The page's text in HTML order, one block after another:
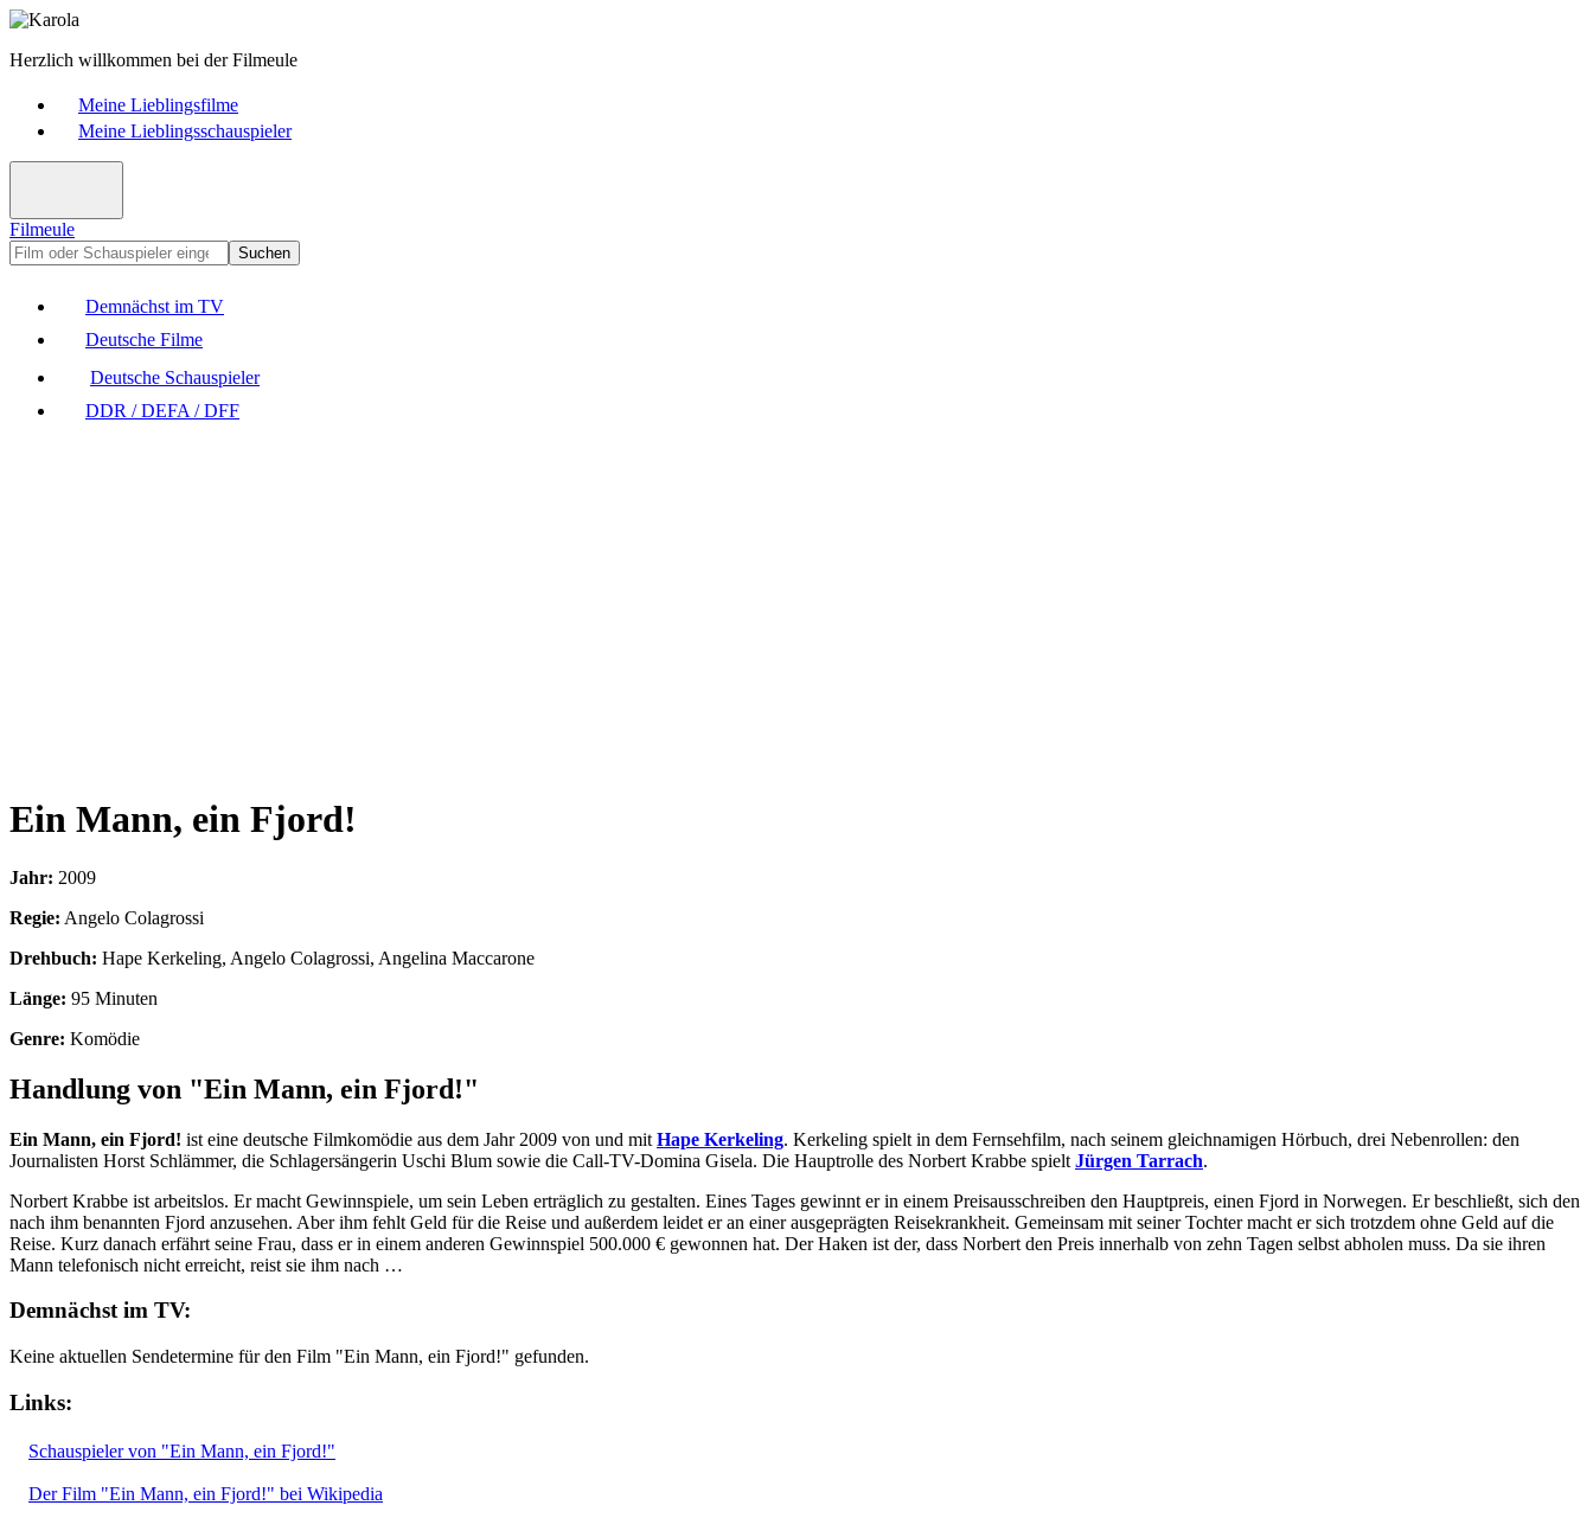
Herzlich willkommen bei der Filmeule
Meine Lieblingsfilme
Meine Lieblingsschauspieler
Filmeule
Suchen
Demnächst im TV
Deutsche Filme
Deutsche Schauspieler
DDR / DEFA / DFF
Ein Mann, ein Fjord!
Jahr: 2009
Regie: Angelo Colagrossi
Drehbuch: Hape Kerkeling, Angelo Colagrossi, Angelina Maccarone
Länge: 95 Minuten
Genre: Komödie
Handlung von "Ein Mann, ein Fjord!"
Ein Mann, ein Fjord! ist eine deutsche Filmkomödie aus dem Jahr 2009 von und mit Hape Kerkeling. Kerkeling spielt in dem Fernsehfilm, nach seinem gleichnamigen Hörbuch, drei Nebenrollen: den
Journalisten Horst Schlämmer, die Schlagersängerin Uschi Blum sowie die Call-TV-Domina Gisela. Die Hauptrolle des Norbert Krabbe spielt Jürgen Tarrach.
Norbert Krabbe ist arbeitslos. Er macht Gewinnspiele, um sein Leben erträglich zu gestalten. Eines Tages gewinnt er in einem Preisausschreiben den Hauptpreis, einen Fjord in Norwegen. Er beschließt, sich den
nach ihm benannten Fjord anzusehen. Aber ihm fehlt Geld für die Reise und außerdem leidet er an einer ausgeprägten Reisekrankheit. Gemeinsam mit seiner Tochter macht er sich trotzdem ohne Geld auf die
Reise. Kurz danach erfährt seine Frau, dass er in einem anderen Gewinnspiel 500.000 € gewonnen hat. Der Haken ist der, dass Norbert den Preis innerhalb von zehn Tagen selbst abholen muss. Da sie ihren
Mann telefonisch nicht erreicht, reist sie ihm nach …
Demnächst im TV:
Keine aktuellen Sendetermine für den Film "Ein Mann, ein Fjord!" gefunden.
Links:
Schauspieler von "Ein Mann, ein Fjord!"
Der Film "Ein Mann, ein Fjord!" bei Wikipedia